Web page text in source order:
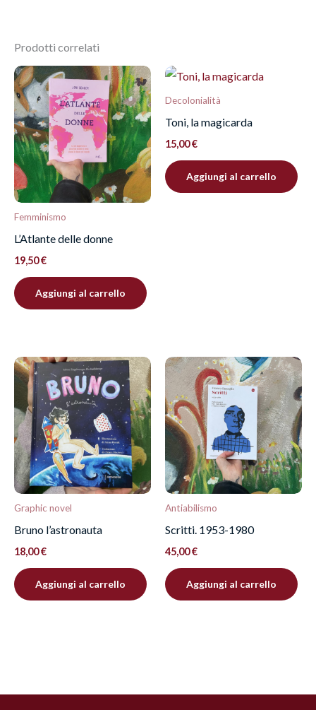
Recensisci per primo
“Celeno l’Oscura”
Devieffettuare l’accessoper pubblicare una
recensione.
Prodotti correlati
Femminismo
L’Atlante delle donne
19,50€
Aggiungi al carrello
Decolonialità
Toni, la magicarda
15,00€
Aggiungi al carrello
Graphic novel
Bruno l’astronauta
18,00€
Aggiungi al carrello
Antiabilismo
Scritti. 1953-1980
45,00€
Aggiungi al carrello